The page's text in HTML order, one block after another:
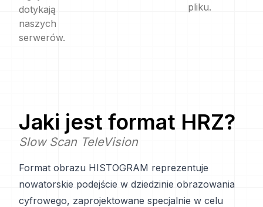
dotykają
naszych
serwerów.
pliku.
Jaki jest format HRZ?
Slow Scan TeleVision
Format obrazu HISTOGRAM reprezentuje
nowatorskie podejście w dziedzinie obrazowania
cyfrowego, zaprojektowane specjalnie w celu